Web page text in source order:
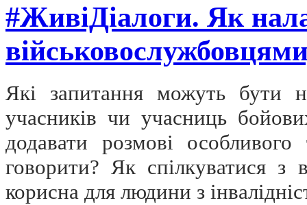
#ЖивіДіалоги. Як
Які запитання можуть бути
учасників чи учасниць
додавати розмові
говорити? Як спілкуватися
корисна для людини з